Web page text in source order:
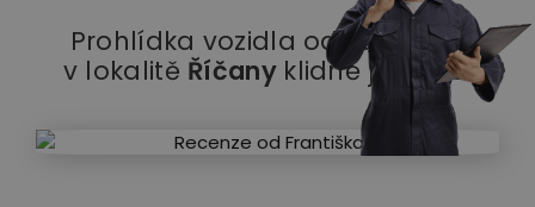
Prohlídka vozidla odborníkem
v lokalitě Říčany klidně již dnes!